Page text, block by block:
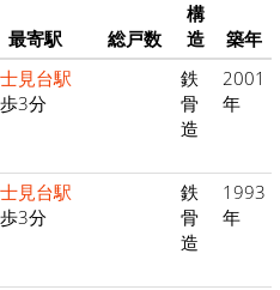
最寄駅 総戸数
構
造
築年
見台駅
3分
鉄
骨
造
2001
年
見台駅
3分
鉄
骨
造
1993
年